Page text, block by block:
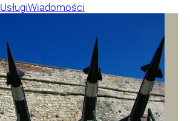
UsługiWiadomości